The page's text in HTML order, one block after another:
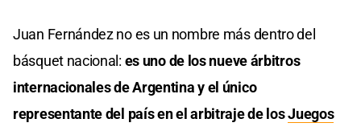
Juan Fernández no es un nombre más dentro del
básquet nacional: es uno de los nueve árbitros
internacionales de Argentina y el único
representante del país en el arbitrajede losJuegos